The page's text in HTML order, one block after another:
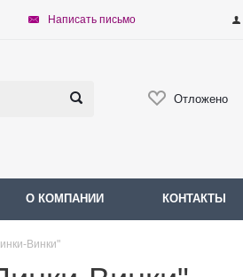
Написать письмо
Отложено
О КОМПАНИИ КОНТАКТЫ
Винки"